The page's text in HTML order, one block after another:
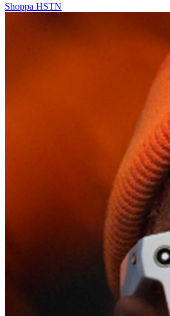
Shoppa HSTN